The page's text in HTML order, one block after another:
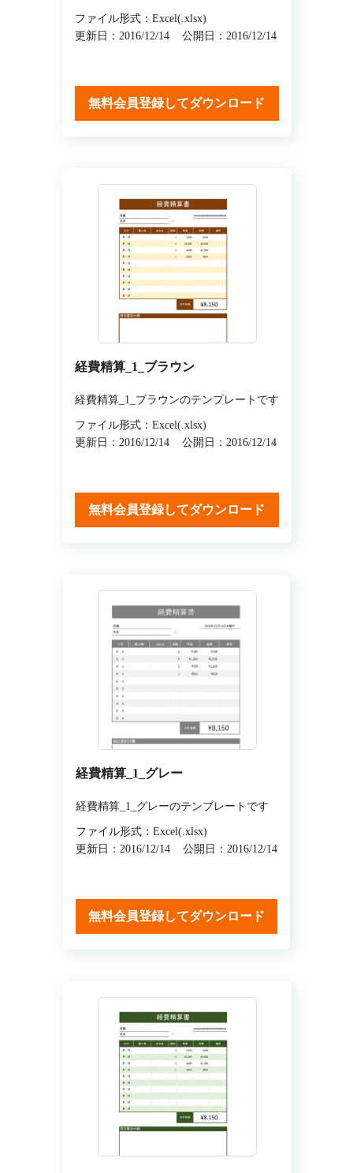
ファイル形式：Excel(.xlsx)
更新日：2016/12/14
公開日：2016/12/14
無料会員登録してダウンロード
経費精算_1_ブラウン
経費精算_1_ブラウンのテンプレートです
ファイル形式：Excel(.xlsx)
更新日：2016/12/14
公開日：2016/12/14
無料会員登録してダウンロード
経費精算_1_グレー
経費精算_1_グレーのテンプレートです
ファイル形式：Excel(.xlsx)
更新日：2016/12/14
公開日：2016/12/14
無料会員登録してダウンロード